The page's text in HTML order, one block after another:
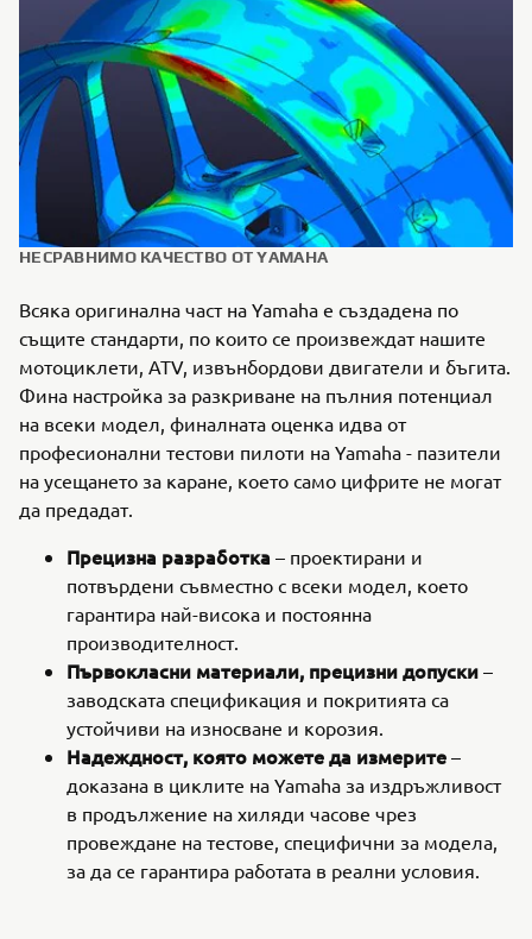
НЕСРАВНИМО КАЧЕСТВО ОТ YAMAHA
Всяка оригинална част на Yamaha е създадена по
същите стандарти, по които се произвеждат нашите
мотоциклети, ATV, извънбордови двигатели и бъгита.
Фина настройка за разкриване на пълния потенциал
на всеки модел, финалната оценка идва от
професионални тестови пилоти на Yamaha - пазители
на усещането за каране, което само цифрите не могат
да предадат.
Прецизна разработка – проектирани и
потвърдени съвместно с всеки модел, което
гарантира най-висока и постоянна
производителност.
Първокласни материали, прецизни допуски –
заводската спецификация и покритията са
устойчиви на износване и корозия.
Надеждност, която можете да измерите –
доказана в циклите на Yamaha за издръжливост
в продължение на хиляди часове чрез
провеждане на тестове, специфични за модела,
за да се гарантира работата в реални условия.